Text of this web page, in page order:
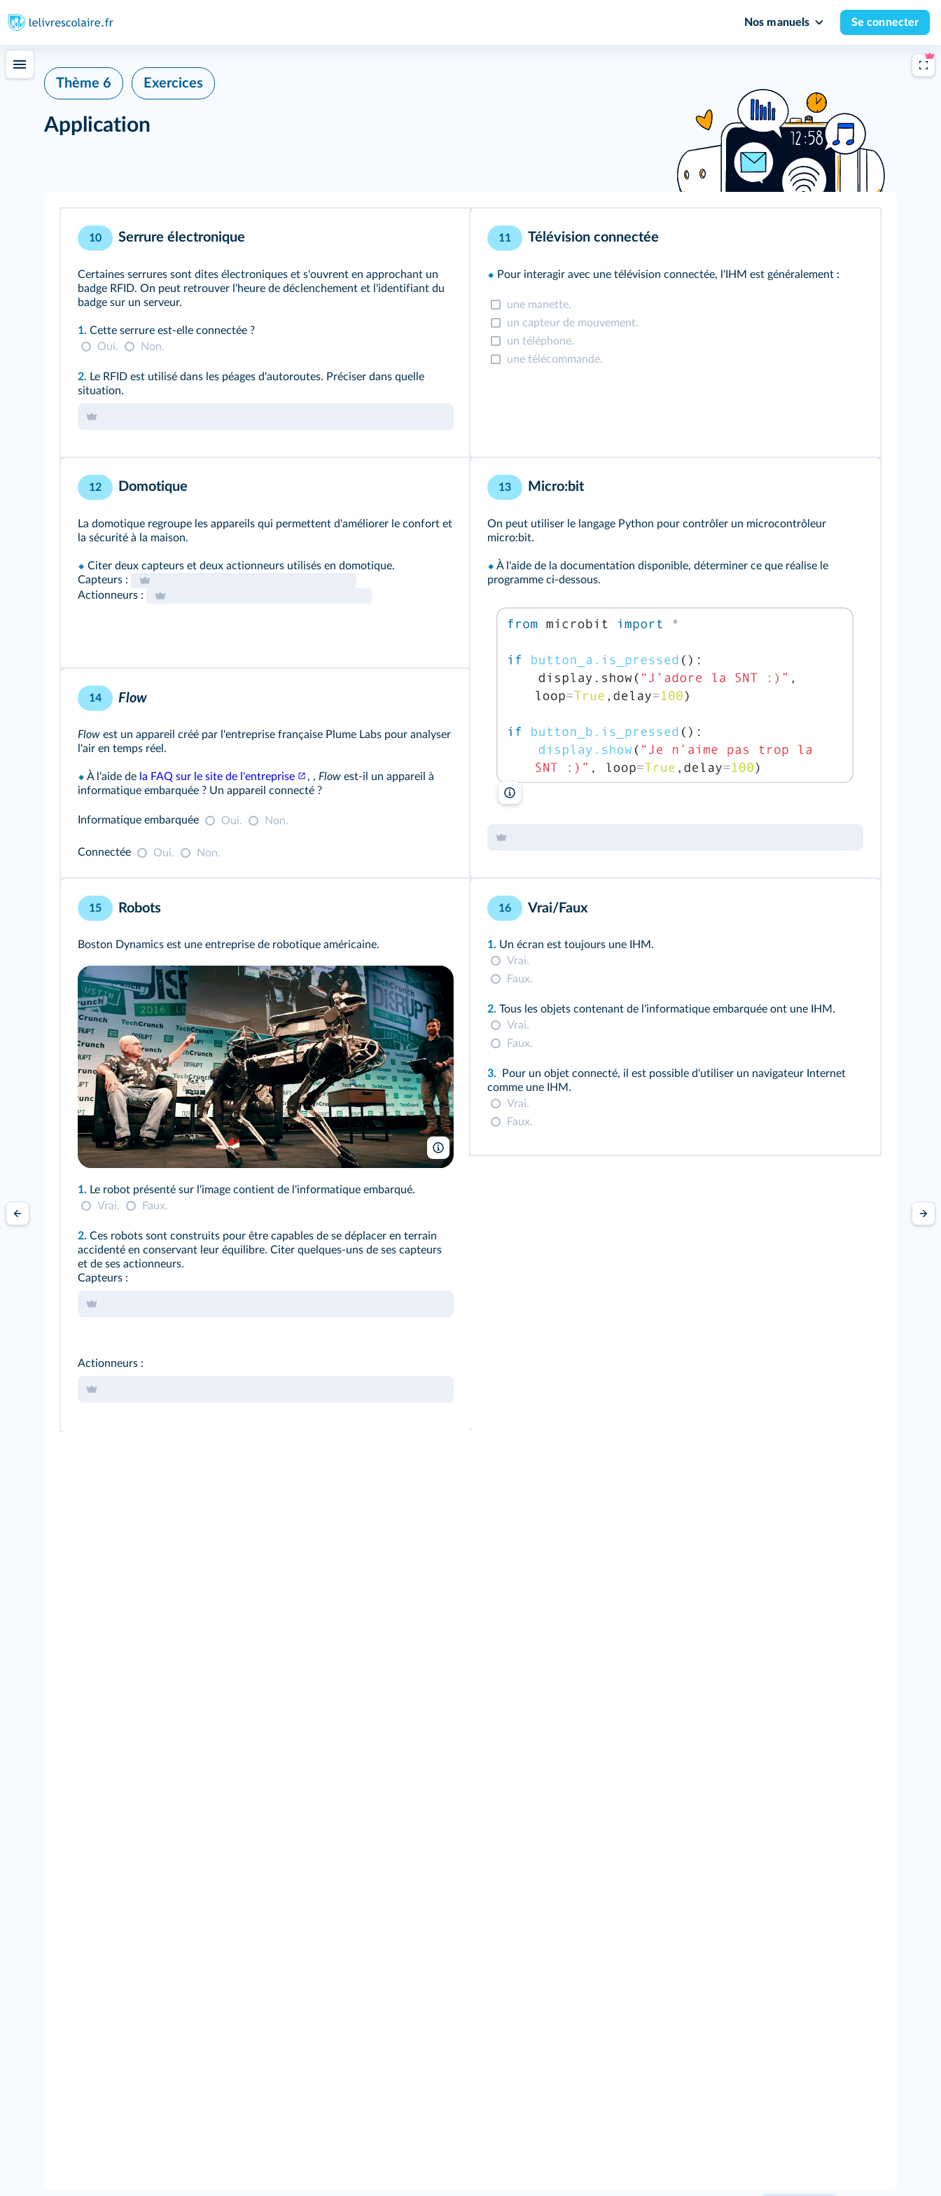
Nos manuels Se connecter
Thème 6 Exercices
Application
10 Serrure électronique
Certaines serrures sont dites électroniques et s'ouvrent en approchant un
badge RFID. On peut retrouver l'heure de déclenchement et l'identifiant du
badge sur un serveur.
1. Cette serrure est‑elle connectée ?
Oui.
Non.
2. Le RFID est utilisé dans les péages d'autoroutes. Préciser dans quelle
situation.
11 Télévision connectée
⬥ Pour interagir avec une télévision connectée, l'IHM est généralement :
une manette.
un capteur de mouvement.
un téléphone.
une télécommande.
12 Domotique
La domotique regroupe les appareils qui permettent d'améliorer le confort et
la sécurité à la maison.
⬥ Citer deux capteurs et deux actionneurs utilisés en domotique.
Capteurs :
Actionneurs :
14 Flow
Flow est un appareil créé par l'entreprise française Plume Labs pour analyser
l'air en temps réel.
⬥ À l'aide de la FAQ sur le site de l'entreprise , , Flow est‑il un appareil à
informatique embarquée ? Un appareil connecté ?
Informatique embarquée Oui. Non.
Connectée Oui. Non.
13 Micro:bit
On peut utiliser le langage Python pour contrôler un microcontrôleur
micro:bit.
⬥ À l'aide de la documentation disponible, déterminer ce que réalise le
programme ci‑dessous.
15 Robots
Boston Dynamics est une entreprise de robotique américaine.
TechCrunch/Wikimedia
1. Le robot présenté sur l'image contient de l'informatique embarqué.
Vrai.
Faux.
2. Ces robots sont construits pour être capables de se déplacer en terrain
accidenté en conservant leur équilibre. Citer quelques‑uns de ses capteurs
et de ses actionneurs.
Capteurs :
Actionneurs :
16 Vrai/Faux
1. Un écran est toujours une IHM.
Vrai.
Faux.
2. Tous les objets contenant de l'informatique embarquée ont une IHM.
Vrai.
Faux.
3.
Pour un objet connecté, il est possible d'utiliser un navigateur Internet
comme une IHM.
Vrai.
Faux.